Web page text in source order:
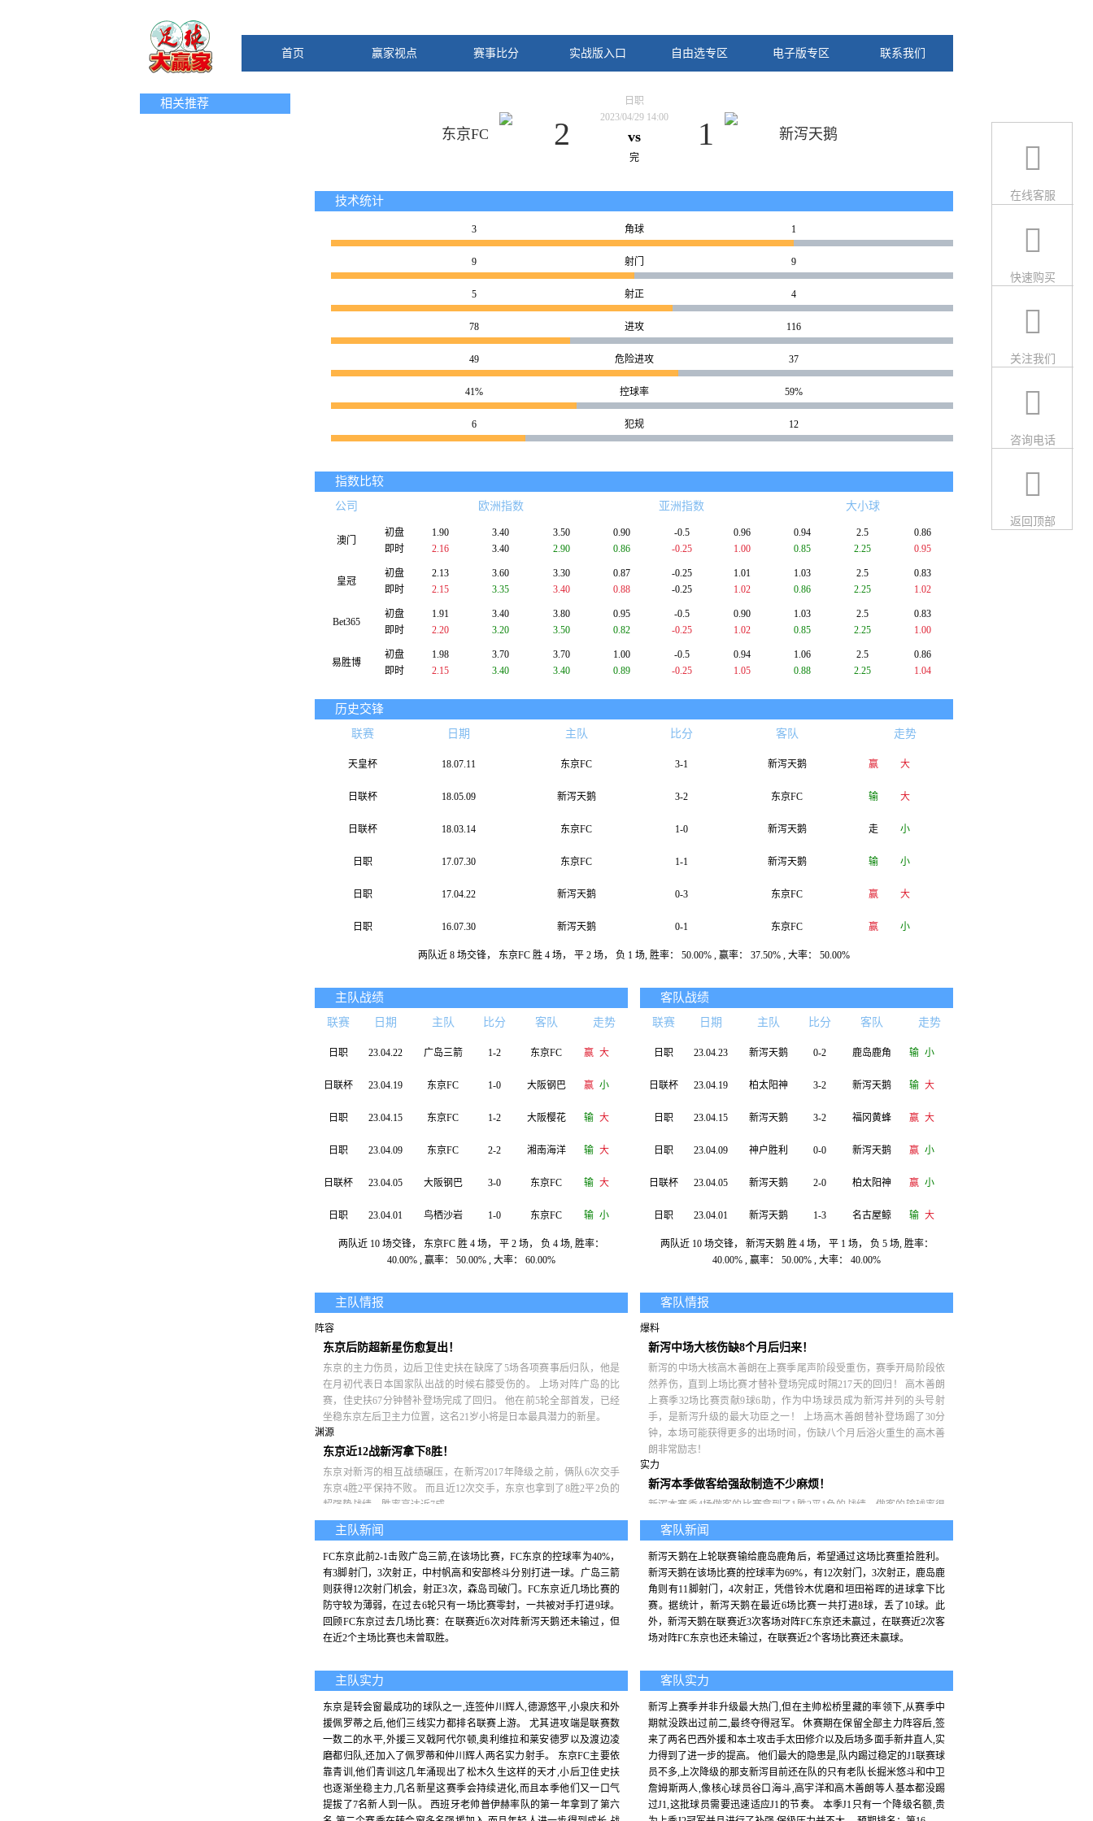
首页 赢家视点 赛事比分 实战版入口 自由选专区 电子版专区 联系我们
相关推荐
日职
2023/04/29 14:00
vs
完
2
东京FC 1 新泻天鹅
技术统计
3 角球 1
9 射门 9
5 射正 4
78 进攻 116
49 危险进攻 37
41% 控球率 59%
6 犯规 12
指数比较
公司 欧洲指数 亚洲指数 大小球
澳门
初盘
即时
1.90 3.40
3.50
2.16
3.40 2.90
0.90 -0.5
0.96
0.86
-0.25 1.00
0.94 2.5
0.86
0.85
2.25 0.95
皇冠
初盘
即时
2.13 3.60
3.30
2.15
3.35 3.40
0.87 -0.25
1.01
0.88
-0.25 1.02
1.03 2.5
0.83
0.86
2.25 1.02
Bet365
初盘
即时
1.91 3.40
3.80
2.20
3.20 3.50
0.95 -0.5
0.90
0.82
-0.25 1.02
1.03 2.5
0.83
0.85
2.25 1.00
易胜博
初盘
即时
1.98 3.70
3.70
2.15
3.40 3.40
1.00 -0.5
0.94
0.89
-0.25 1.05
1.06 2.5
0.86
0.88
2.25 1.04
历史交锋
联赛 日期 主队 比分 客队 走势
天皇杯 18.07.11 东京FC 3-1 新泻天鹅 赢 大
日联杯 18.05.09 新泻天鹅 3-2 东京FC 输 大
日联杯 18.03.14 东京FC 1-0 新泻天鹅 走 小
日职 17.07.30 东京FC 1-1 新泻天鹅 输 小
日职 17.04.22 新泻天鹅 0-3 东京FC 赢 大
日职 16.07.30 新泻天鹅 0-1 东京FC 赢 小
16.06.18 东京FC 1-1 新泻天鹅
日职 3-1
两队近 8 场交锋， 东京FC 胜 4 场， 平 2 场， 负 1 场, 胜率： 50.00% , 赢率： 37.50% , 大率： 50.00%
主队战绩
联赛 日期 主队 比分 客队 走势
日职 23.04.22 广岛三箭 1-2 东京FC 赢 大
日联杯 23.04.19 东京FC 1-0 大阪钢巴 赢 小
日职 23.04.15 东京FC 1-2 大阪樱花 输 大
日职 23.04.09 东京FC 2-2 湘南海洋 输 大
日联杯 23.04.05 大阪钢巴 3-0 东京FC 输 大
日职 23.04.01 鸟栖沙岩 1-0 东京FC 输 小
日联杯 23.03.26 东京FC 5-0 京 都 赢
日职 23.03.12 东京FC 3-1 横滨FC 赢 大
日联杯 23.03.08 大阪樱花
两队近 10 场交锋， 东京FC 胜 4 场， 平 2 场， 负 4 场, 胜率：
40.00% , 赢率： 50.00% , 大率： 60.00%
客队战绩
联赛 日期 主队 比分 客队 走势
日职 23.04.23 新泻天鹅 0-2 鹿岛鹿角 输 小
日联杯 23.04.19 柏太阳神 3-2 新泻天鹅 输 大
日职 23.04.15 新泻天鹅 3-2 福冈黄蜂 赢 大
日职 23.04.09 神户胜利 0-0 新泻天鹅 赢 小
日联杯 23.04.05 新泻天鹅 2-0 柏太阳神 赢 小
日职 23.04.01 新泻天鹅 1-3 名古屋鲸 输 大
日联杯 23.03.26 新泻天鹅 1-0 鹿岛鹿角 赢 小
日职 23.03.11 新泻天鹅 1-0 川崎前锋 赢 小
日联杯 23.03.08 福冈黄蜂
两队近 10 场交锋， 新泻天鹅 胜 4 场， 平 1 场， 负 5 场, 胜率：
40.00% , 赢率： 50.00% , 大率： 40.00%
主队情报
阵容
东京后防超新星伤愈复出！
东京的主力伤员，边后卫佳史扶在缺席了5场各项赛事后归队，他是
在月初代表日本国家队出战的时候右膝受伤的。 上场对阵广岛的比
赛，佳史扶67分钟替补登场完成了回归。 他在前5轮全部首发，已经
坐稳东京左后卫主力位置，这名21岁小将是日本最具潜力的新星。
渊源
东京近12战新泻拿下8胜！
东京对新泻的相互战绩碾压，在新泻2017年降级之前，俩队6次交手
东京4胜2平保持不败。 而且近12次交手，东京也拿到了8胜2平2负的
超强势战绩，胜率高达近7成。
客队情报
爆料
新泻中场大核伤缺8个月后归来！
新泻的中场大核高木善朗在上赛季尾声阶段受重伤，赛季开局阶段依
然养伤，直到上场比赛才替补登场完成时隔217天的回归！ 高木善朗
上赛季32场比赛贡献9球6助，作为中场球员成为新泻并列的头号射
手，是新泻升级的最大功臣之一！ 上场高木善朗替补登场踢了30分
钟，本场可能获得更多的出场时间，伤缺八个月后浴火重生的高木善
朗非常励志！
实力
新泻本季做客给强敌制造不少麻烦！
新泻本赛季4场做客的比赛拿到了1胜2平1负的战绩，做客的输球率很
低。 而且4场做客清一色都是劲敌，包括0-0战平榜首神户，2-1力克第
五名广岛和2-2战平第七名大阪，唯一一败是客场1-2遭遇第四名浦和
的逆转。
主队新闻
FC东京此前2-1击败广岛三箭,在该场比赛，FC东京的控球率为40%，
有3脚射门，3次射正，中村帆高和安部柊斗分别打进一球。广岛三箭
则获得12次射门机会，射正3次，森岛司破门。FC东京近几场比赛的
防守较为薄弱，在过去6轮只有一场比赛零封，一共被对手打进9球。
回顾FC东京过去几场比赛：在联赛近6次对阵新泻天鹅还未输过，但
在近2个主场比赛也未曾取胜。
客队新闻
新泻天鹅在上轮联赛输给鹿岛鹿角后，希望通过这场比赛重拾胜利。
新泻天鹅在该场比赛的控球率为69%，有12次射门，3次射正，鹿岛鹿
角则有11脚射门，4次射正，凭借铃木优磨和垣田裕晖的进球拿下比
赛。据统计，新泻天鹅在最近6场比赛一共打进8球，丢了10球。此
外，新泻天鹅在联赛近3次客场对阵FC东京还未赢过，在联赛近2次客
场对阵FC东京也还未输过，在联赛近2个客场比赛还未赢球。
主队实力
东京是转会窗最成功的球队之一,连签仲川辉人,德源悠平,小泉庆和外
援佩罗蒂之后,他们三线实力都排名联赛上游。 尤其进攻端是联赛数
一数二的水平,外援三叉戟阿代尔顿,奥利维拉和莱安德罗以及渡边凌
磨都归队,还加入了佩罗蒂和仲川辉人两名实力射手。 东京FC主要依
靠青训,他们青训这几年涌现出了松木久生这样的天才,小后卫佳史扶
也逐渐坐稳主力,几名新星这赛季会持续进化,而且本季他们又一口气
提拔了7名新人到一队。 西班牙老帅普伊赫率队的第一年拿到了第六
客队实力
新泻上赛季并非升级最大热门,但在主帅松桥里藏的率领下,从赛季中
期就没跌出过前二,最终夺得冠军。 休赛期在保留全部主力阵容后,签
来了两名巴西外援和本土攻击手太田修介以及后场多面手新井直人,实
力得到了进一步的提高。 他们最大的隐患是,队内踢过稳定的J1联赛球
员不多,上次降级的那支新泻目前还在队的只有老队长掘米悠斗和中卫
詹姆斯两人,像核心球员谷口海斗,高宇洋和高木善朗等人基本都没踢
过J1,这批球员需要迅速适应J1的节奏。 本季J1只有一个降级名额,贵
在线客服
快速购买
关注我们
咨询电话
返回顶部